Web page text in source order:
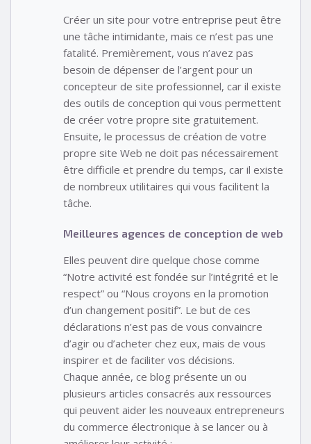
Créer un site pour votre entreprise peut être
une tâche intimidante, mais ce n’est pas une
fatalité. Premièrement, vous n’avez pas
besoin de dépenser de l’argent pour un
concepteur de site professionnel, car il existe
des outils de conception qui vous permettent
de créer votre propre site gratuitement.
Ensuite, le processus de création de votre
propre site Web ne doit pas nécessairement
être difficile et prendre du temps, car il existe
de nombreux utilitaires qui vous facilitent la
tâche.
Meilleures agences de conception de web
Elles peuvent dire quelque chose comme
“Notre activité est fondée sur l’intégrité et le
respect” ou “Nous croyons en la promotion
d’un changement positif”. Le but de ces
déclarations n’est pas de vous convaincre
d’agir ou d’acheter chez eux, mais de vous
inspirer et de faciliter vos décisions.
Chaque année, ce blog présente un ou
plusieurs articles consacrés aux ressources
qui peuvent aider les nouveaux entrepreneurs
du commerce électronique à se lancer ou à